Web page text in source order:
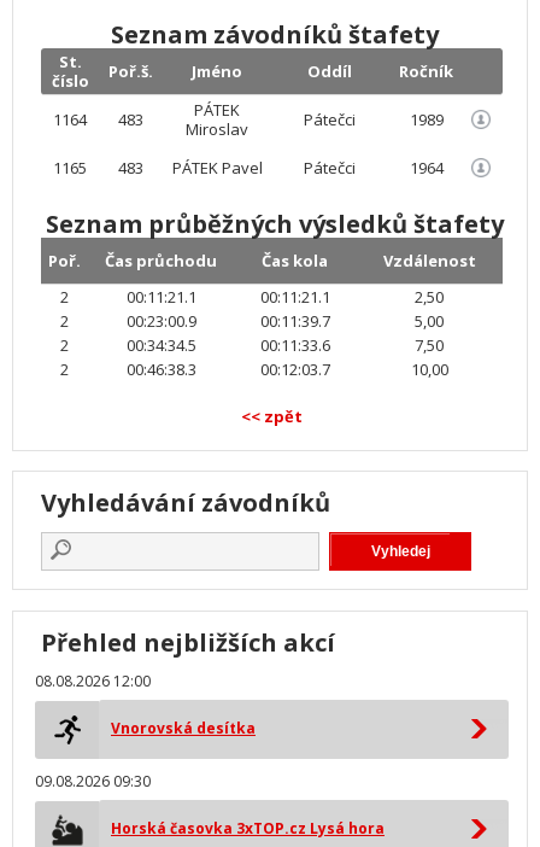
Seznam závodníků štafety
St.
číslo
Poř.š. Jméno Oddíl Ročník
1164 483
PÁTEK
Miroslav
Pátečci 1989
1165 483 PÁTEK Pavel Pátečci 1964
Seznam průběžných výsledků štafety
Poř. Čas průchodu Čas kola
Vzdálenost
2
00:11:21.1 00:11:21.1
2,50
2
00:23:00.9 00:11:39.7
5,00
2
00:34:34.5 00:11:33.6
7,50
2
00:46:38.3 00:12:03.7 10,00
<< zpět
Vyhledávání závodníků
Přehled nejbližších akcí
08.08.2026 12:00
Vnorovská desítka
09.08.2026 09:30
Horská časovka 3xTOP.cz Lysá hora